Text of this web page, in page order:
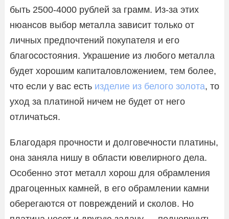
быть 2500-4000 рублей за грамм. Из-за этих
нюансов выбор металла зависит только от
личных предпочтений покупателя и его
благосостояния. Украшение из любого металла
будет хорошим капиталовложением, тем более,
что если у вас есть изделие из белого золота, то
уход за платиной ничем не будет от него
отличаться.
Благодаря прочности и долговечности платины,
она заняла нишу в области ювелирного дела.
Особенно этот металл хорош для обрамления
драгоценных камней, в его обрамлении камни
оберегаются от повреждений и сколов. Но